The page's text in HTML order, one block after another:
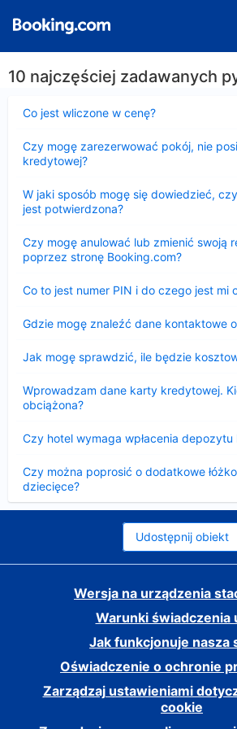
10 najczęściej zadawanych
Co jest wliczone w cenę?
Czy mogę zarezerwować pokój, nie
kredytowej?
W jaki sposób mogę się dowiedzieć,
jest potwierdzona?
Czy mogę anulować lub zmienić swoją
poprzez stronę Booking.com?
Co to jest numer PIN i do czego jest mi
Gdzie mogę znaleźć dane kontaktowe
Jak mogę sprawdzić, ile będzie
Wprowadzam dane karty kredytowej.
obciążona?
Czy hotel wymaga wpłacenia depozytu
Czy można poprosić o dodatkowe
dziecięce?
Udostępnij obiekt
Wersja na urządzenia
Warunki świadczenia
Jak funkcjonuje nasza
Oświadczenie o ochronie
Zarządzaj ustawieniami
cookie